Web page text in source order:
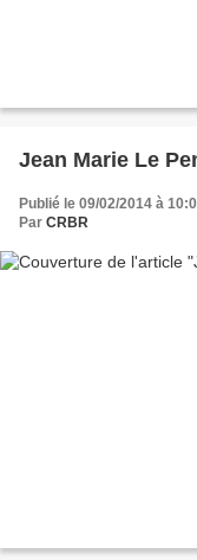
Jean Marie Le
Publié le 09/02/2014 à
Par CRBR